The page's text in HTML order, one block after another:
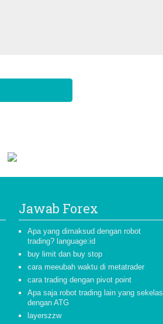
Jawab Forex
Apa yang dimaksud dengan robot
trading? language:id
buy limit dan buy stop
cara meeubah waktu di metatrader
cara trading dengan pivot point
Apa saja robot trading lain yang sekelas
dengan ATG
layerszzw